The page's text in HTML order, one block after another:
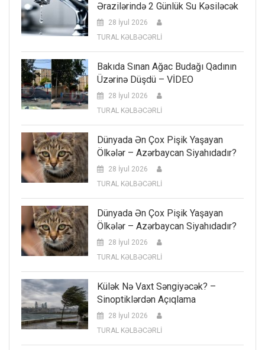
Ərazilərində 2 Günlük Su Kəsiləcək
28 İyul 2026
TURAL KƏLBƏCƏRLİ
Bakıda Sınan Ağac Budağı Qadının
Üzərinə Düşdü – VİDEO
28 İyul 2026
TURAL KƏLBƏCƏRLİ
Dünyada Ən Çox Pişik Yaşayan
Ölkələr – Azərbaycan Siyahıdadır?
28 İyul 2026
TURAL KƏLBƏCƏRLİ
Dünyada Ən Çox Pişik Yaşayan
Ölkələr – Azərbaycan Siyahıdadır?
28 İyul 2026
TURAL KƏLBƏCƏRLİ
Külək Nə Vaxt Səngiyəcək? –
Sinoptiklərdən Açıqlama
28 İyul 2026
TURAL KƏLBƏCƏRLİ